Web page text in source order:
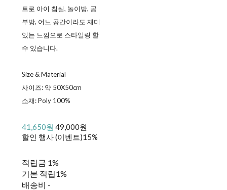
트로 아이 침실, 놀이방, 공
부방, 어느 공간이라도 재미
있는 느낌으로 스타일링 할
수 있습니다.
Size & Material
사이즈: 약 50X50cm
소재: Poly 100%
41,650원 49,000원
할인 행사 (이벤트)15%
적립금 1%
기본 적립1%
배송비 -